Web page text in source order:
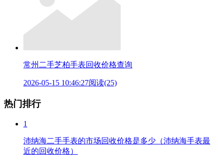
常州二手芝柏手表回收价格查询
2026-05-15 10:46:27阅读(25)
热门排行
1
沛纳海二手手表的市场回收价格是多少（沛纳海手表最
近的回收价格）